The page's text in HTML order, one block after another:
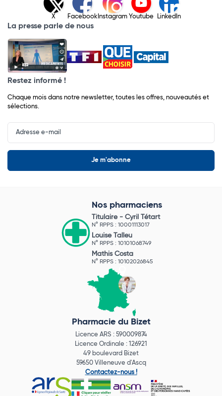
X Facebook Instagram Youtube LinkedIn
La presse parle de nous
Restez informé !
Chaque mois dans notre newsletter, toutes les offres, nouveautés et
sélections.
Input
Newsletter
Nos pharmaciens
Titulaire - Cyril Tétart
N° RPPS : 10001113017
Louise Talleu
N° RPPS : 10101068749
Mathis Costa
N° RPPS : 10102026845
Pharmacie du Bizet
Licence ARS : 590009874
Licence Ordinale : 126921
49 boulevard Bizet
59650 Villeneuve d'Ascq
Contactez-nous !